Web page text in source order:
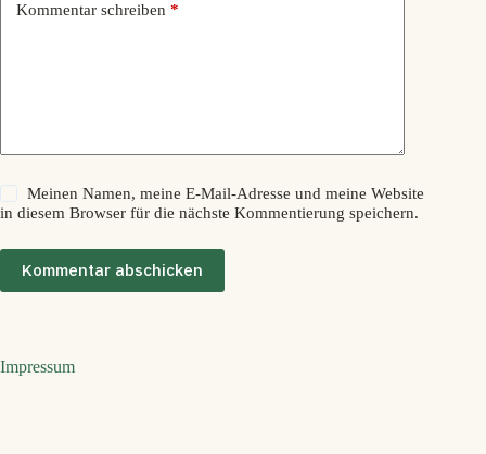
Kommentar schreiben *
Meinen Namen, meine E-Mail-Adresse und meine Website
in diesem Browser für die nächste Kommentierung speichern.
Kommentar abschicken
Impressum